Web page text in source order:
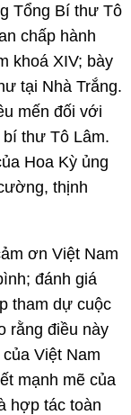
Tổng Bí thư Tô
chấp hành
khoá XIV; bày
tại Nhà Trắng.
mến đối với
thư Tô Lâm.
Hoa Kỳ ủng
thịnh
ơn Việt Nam
đánh giá
tham dự cuộc
rằng điều này
Việt Nam
mạnh mẽ của
hợp tác toàn